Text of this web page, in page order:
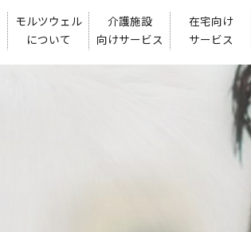
モルツウェル
について
介護施設
向けサービス
在宅向け
サービス